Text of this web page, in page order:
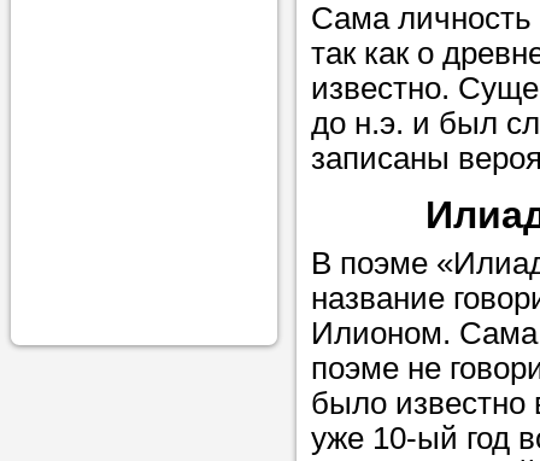
Больше не
голову, к
помощью -
Nado5.ru!
Наши
помогут
Сама личность
так как о
известно.
до н.э. и был
записаны
В поэме
название
Илионом. Сама
поэме не
было
уже 10-ый год